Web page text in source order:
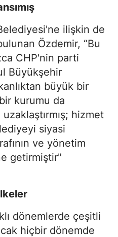
ilişkin de
Özdemir, “Bu
CHP'nin parti
Büyükşehir
büyük bir
kurumu da
hizmet
siyasi
ve yönetim
getirmiştir"
dönemlerde çeşitli
hiçbir dönemde